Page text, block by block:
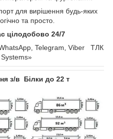
для вирішення будь-яких
та просто.
цілодобово 24/7
Telegram, Viber ТЛК
з/в Білки до 22 т